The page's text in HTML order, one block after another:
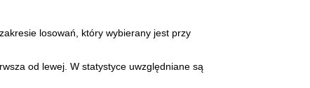
losowań, który wybierany jest przy
od lewej. W statystyce uwzględniane są